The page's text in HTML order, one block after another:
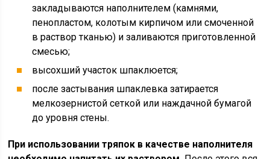
закладываются наполнителем (камнями,
пенопластом, колотым кирпичом или смоченной
в раствор тканью) и заливаются приготовленной
смесью;
высохший участок шпаклюется;
после застывания шпаклевка затирается
мелкозернистой сеткой или наждачной бумагой
до уровня стены.
При использовании тряпок в качестве наполнителя